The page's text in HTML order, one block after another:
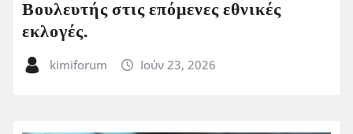
Βουλευτής στις επόμενες εθνικές
εκλογές.
kimiforum Ιούν 23, 2026